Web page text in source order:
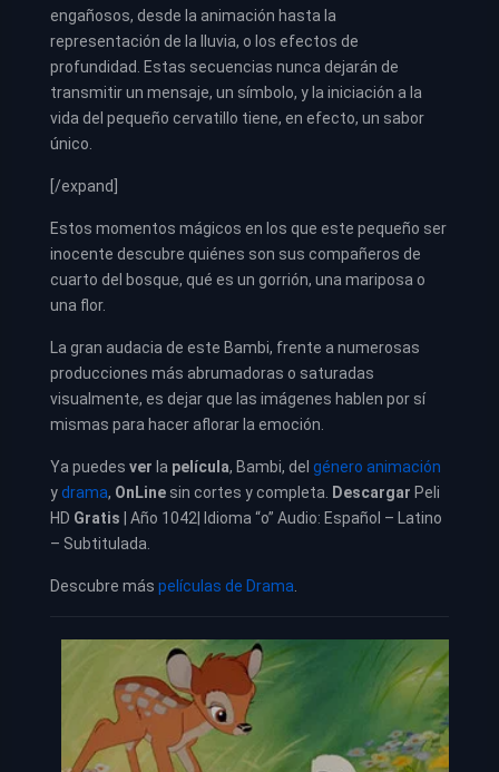
engañosos, desde la animación hasta la
representación de la lluvia, o los efectos de
profundidad. Estas secuencias nunca dejarán de
transmitir un mensaje, un símbolo, y la iniciación a la
vida del pequeño cervatillo tiene, en efecto, un sabor
único.
[/expand]
Estos momentos mágicos en los que este pequeño ser
inocente descubre quiénes son sus compañeros de
cuarto del bosque, qué es un gorrión, una mariposa o
una flor.
La gran audacia de este Bambi, frente a numerosas
producciones más abrumadoras o saturadas
visualmente, es dejar que las imágenes hablen por sí
mismas para hacer aflorar la emoción.
Ya puedes ver la película, Bambi, del género animación
ydrama, OnLine sin cortes y completa. Descargar Peli
HD Gratis | Año 1042| Idioma “o” Audio: Español – Latino
– Subtitulada.
Descubre más películas de Drama